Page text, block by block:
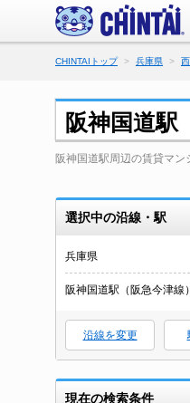
CHINTAIトップ 兵庫県
阪神国道駅
阪神国道駅周辺の賃貸マ
選択中の沿線・駅
兵庫県
阪神国道駅（阪急今津線
沿線を変更
現在の検索条件